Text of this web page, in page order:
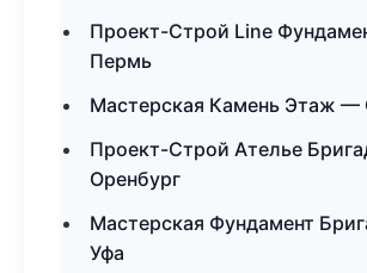
Проект-Строй Line
Пермь
Мастерская Камень Этаж —
Проект-Строй Ателье
Оренбург
Мастерская Фундамент
Уфа